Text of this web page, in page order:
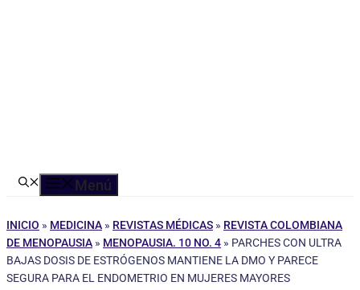
Menú
INICIO » MEDICINA » REVISTAS MÉDICAS » REVISTA COLOMBIANA
DE MENOPAUSIA » MENOPAUSIA. 10 NO. 4 » PARCHES CON ULTRA
BAJAS DOSIS DE ESTRÓGENOS MANTIENE LA DMO Y PARECE
SEGURA PARA EL ENDOMETRIO EN MUJERES MAYORES